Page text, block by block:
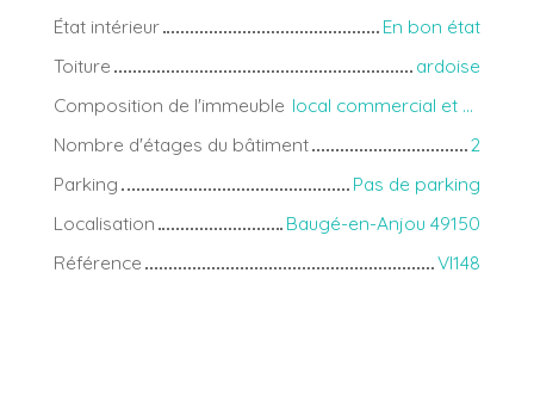
État intérieur
En bon état
Toiture
ardoise
Composition de l'immeuble
local commercial et appartement
Nombre d'étages du bâtiment
2
Parking
Pas de parking
Localisation
Baugé-en-Anjou 49150
Référence
VI148